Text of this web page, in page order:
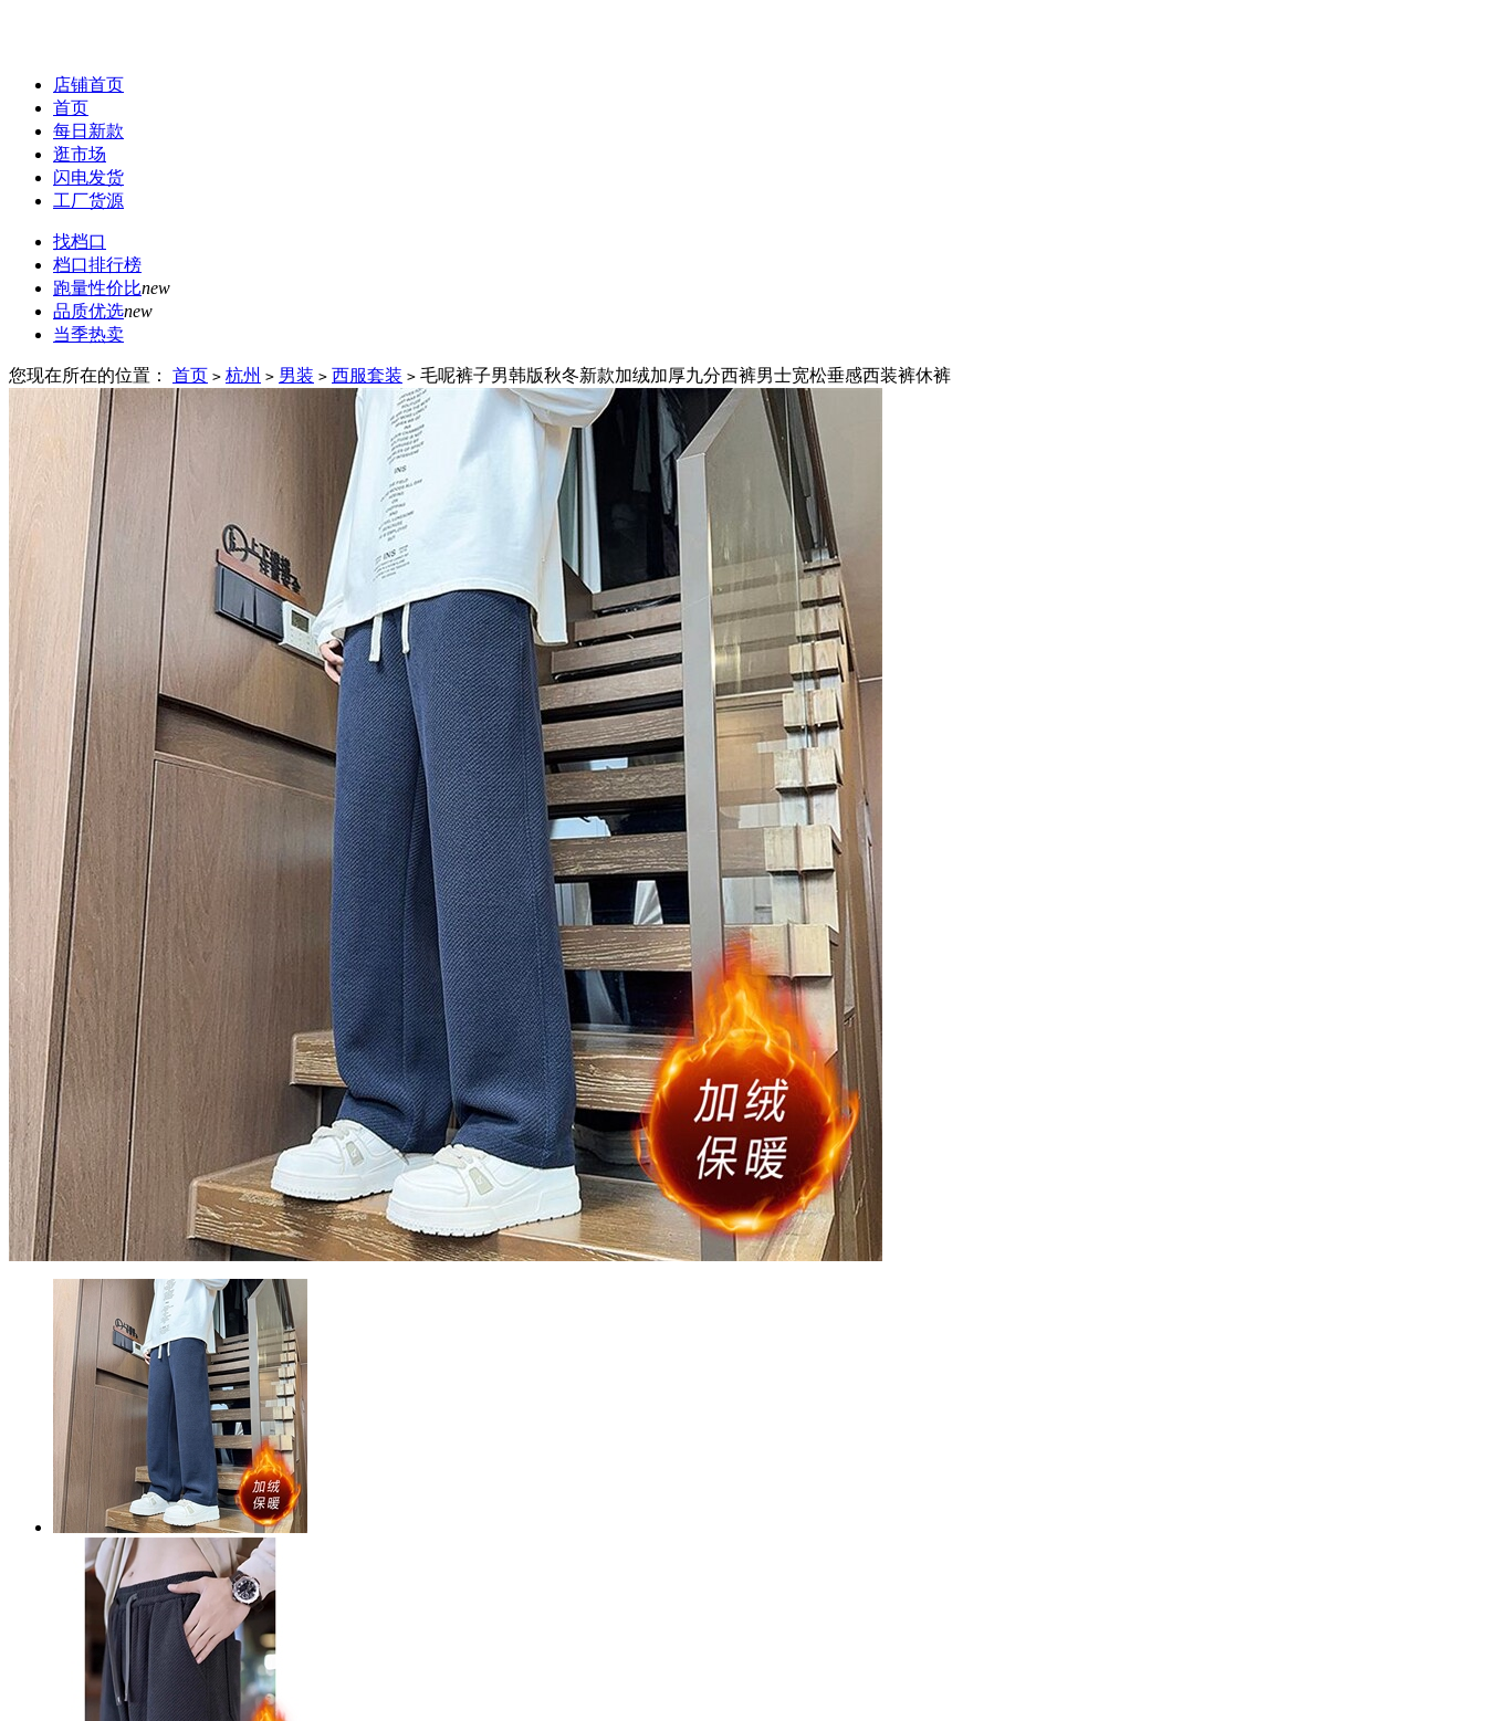
店铺首页
首页
每日新款
逛市场
闪电发货
工厂货源
找档口
档口排行榜
跑量性价比new
品质优选new
当季热卖
您现在所在的位置： 首页 > 杭州 > 男装 > 西服套装 > 毛呢裤子男韩版秋冬新款加绒加厚九分西裤男士宽松垂感西装裤休裤